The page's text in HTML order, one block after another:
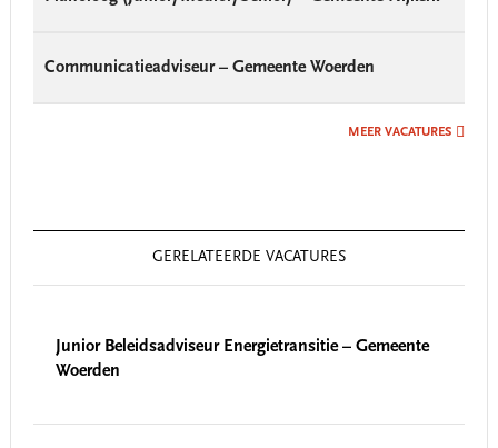
Communicatieadviseur – Gemeente Woerden
MEER VACATURES
GERELATEERDE VACATURES
Junior Beleidsadviseur Energietransitie – Gemeente
Woerden